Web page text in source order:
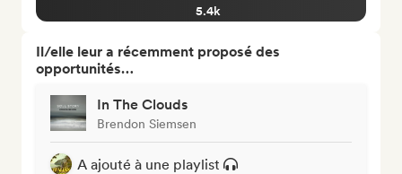
5.4k
Il/elle leur a récemment proposé des
opportunités…
In The Clouds
Brendon Siemsen
A ajouté à une playlist